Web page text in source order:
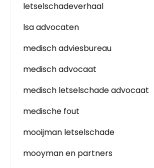
letselschadeverhaal
lsa advocaten
medisch adviesbureau
medisch advocaat
medisch letselschade advocaat
medische fout
mooijman letselschade
mooyman en partners